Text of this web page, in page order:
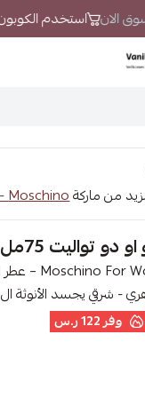
الان استخدم الكوبون VS7 لتحصل على خصم إضافي
من ماركةMoschino - موسكينو
تواليت 75مل
وفر122 ر.س